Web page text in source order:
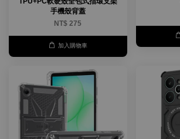
手機殼背蓋
NT$ 275
加入購物車